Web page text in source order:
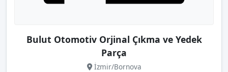
Bulut Otomotiv Orjinal Çıkma ve Yedek
Parça
İzmir/Bornova